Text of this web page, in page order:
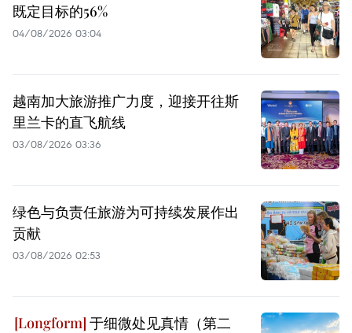
既定目标的56%
04/08/2026 03:04
越南加大旅游推广力度，迎接开往斯
里兰卡的直飞航线
03/08/2026 03:36
绿色与负责任旅游为可持续发展作出
贡献
03/08/2026 02:53
于细微处见真情（第二